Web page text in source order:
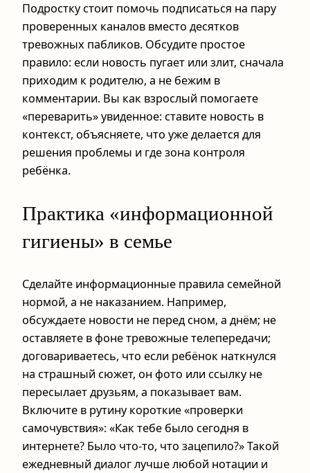
Подростку стоит помочь подписаться на пару
проверенных каналов вместо десятков
тревожных пабликов. Обсудите простое
правило: если новость пугает или злит, сначала
приходим к родителю, а не бежим в
комментарии. Вы как взрослый помогаете
«переварить» увиденное: ставите новость в
контекст, объясняете, что уже делается для
решения проблемы и где зона контроля
ребёнка.
Практика «информационной
гигиены» в семье
Сделайте информационные правила семейной
нормой, а не наказанием. Например,
обсуждаете новости не перед сном, а днём; не
оставляете в фоне тревожные телепередачи;
договариваетесь, что если ребёнок наткнулся
на страшный сюжет, он фото или ссылку не
пересылает друзьям, а показывает вам.
Включите в рутину короткие «проверки
самочувствия»: «Как тебе было сегодня в
интернете? Было что-то, что зацепило?» Такой
ежедневный диалог лучше любой нотации и